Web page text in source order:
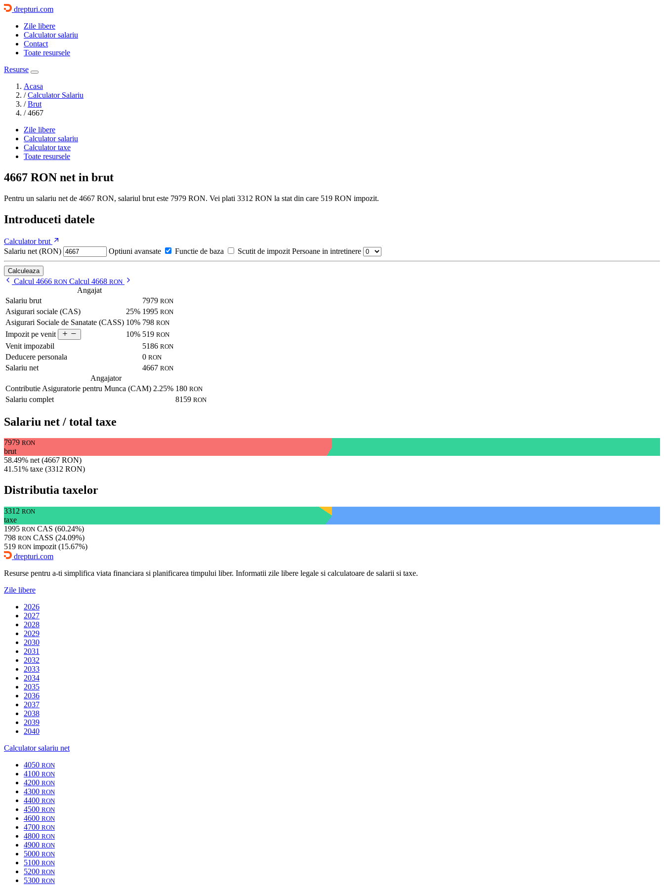
drepturi.com
Zile libere
Calculator salariu
Contact
Toate resursele
Resurse
Acasa
/ Calculator Salariu
/ Brut
/ 4667
Zile libere
Calculator salariu
Calculator taxe
Toate resursele
4667 RON net in brut
Pentru un salariu net de 4667 RON, salariul brut este 7979 RON. Vei plati 3312 RON la stat din care 519 RON impozit.
Introduceti datele
Calculator brut
Salariu net (RON)
Optiuni avansate Functie de baza Scutit de impozit Persoane in intretinere
Calculeaza
Calcul 4666 RON Calcul 4668 RON
Angajat
Salariu brut
7979 RON
Asigurari sociale (CAS) 25% 1995 RON
Asigurari Sociale de Sanatate (CASS) 10% 798 RON
Impozit pe venit 10% 519 RON
Venit impozabil 5186 RON
Deducere personala 0 RON
Salariu net 4667 RON
Angajator
Contributie Asiguratorie pentru Munca (CAM) 2.25% 180 RON
Salariu complet 8159 RON
Salariu net / total taxe
7979 RON
brut
58.49% net (4667 RON)
41.51% taxe (3312 RON)
Distributia taxelor
3312 RON
taxe
1995 RON CAS (60.24%)
798 RON CASS (24.09%)
519 RON impozit (15.67%)
drepturi.com
Resurse pentru a-ti simplifica viata financiara si planificarea timpului liber. Informatii zile libere legale si calculatoare de salarii si taxe.
Zile libere
2026
2027
2028
2029
2030
2031
2032
2033
2034
2035
2036
2037
2038
2039
2040
Calculator salariu net
4050 RON
4100 RON
4200 RON
4300 RON
4400 RON
4500 RON
4600 RON
4700 RON
4800 RON
4900 RON
5000 RON
5100 RON
5200 RON
5300 RON